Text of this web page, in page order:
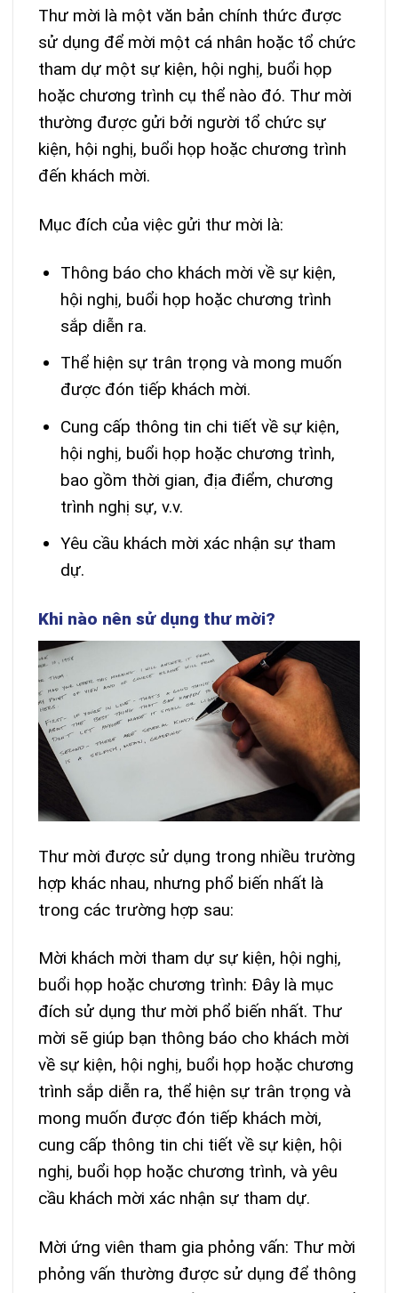
Thư mời là một văn bản chính thức được
sử dụng để mời một cá nhân hoặc tổ chức
tham dự một sự kiện, hội nghị, buổi họp
hoặc chương trình cụ thể nào đó. Thư mời
thường được gửi bởi người tổ chức sự
kiện, hội nghị, buổi họp hoặc chương trình
đến khách mời.
Mục đích của việc gửi thư mời là:
Thông báo cho khách mời về sự kiện,
hội nghị, buổi họp hoặc chương trình
sắp diễn ra.
Thể hiện sự trân trọng và mong muốn
được đón tiếp khách mời.
Cung cấp thông tin chi tiết về sự kiện,
hội nghị, buổi họp hoặc chương trình,
bao gồm thời gian, địa điểm, chương
trình nghị sự, v.v.
Yêu cầu khách mời xác nhận sự tham
dự.
Khi nào nên sử dụng thư mời?
Thư mời được sử dụng trong nhiều trường
hợp khác nhau, nhưng phổ biến nhất là
trong các trường hợp sau:
Mời khách mời tham dự sự kiện, hội nghị,
buổi họp hoặc chương trình: Đây là mục
đích sử dụng thư mời phổ biến nhất. Thư
mời sẽ giúp bạn thông báo cho khách mời
về sự kiện, hội nghị, buổi họp hoặc chương
trình sắp diễn ra, thể hiện sự trân trọng và
mong muốn được đón tiếp khách mời,
cung cấp thông tin chi tiết về sự kiện, hội
nghị, buổi họp hoặc chương trình, và yêu
cầu khách mời xác nhận sự tham dự.
Mời ứng viên tham gia phỏng vấn: Thư mời
phỏng vấn thường được sử dụng để thông